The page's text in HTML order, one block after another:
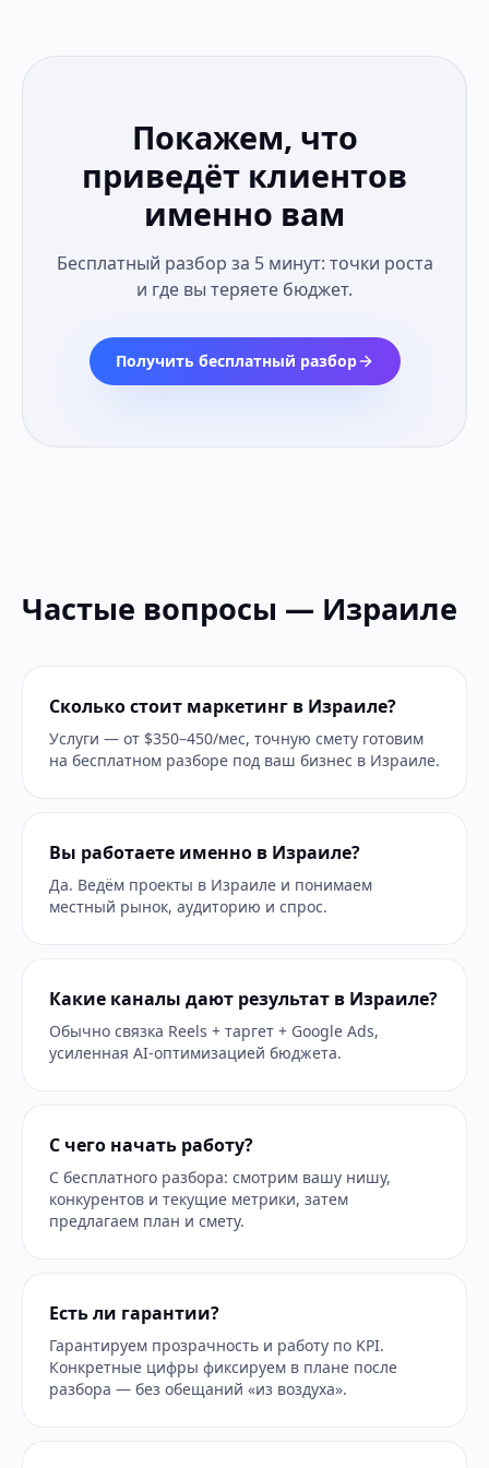
Покажем, что
приведёт клиентов
именно вам
Бесплатный разбор за 5 минут: точки роста
и где вы теряете бюджет.
Получить бесплатный разбор
Частые вопросы — Израиле
Сколько стоит маркетинг в Израиле?
Услуги — от $350–450/мес, точную смету готовим
на бесплатном разборе под ваш бизнес в Израиле.
Вы работаете именно в Израиле?
Да. Ведём проекты в Израиле и понимаем
местный рынок, аудиторию и спрос.
Какие каналы дают результат в Израиле?
Обычно связка Reels + таргет + Google Ads,
усиленная AI-оптимизацией бюджета.
С чего начать работу?
С бесплатного разбора: смотрим вашу нишу,
конкурентов и текущие метрики, затем
предлагаем план и смету.
Есть ли гарантии?
Гарантируем прозрачность и работу по KPI.
Конкретные цифры фиксируем в плане после
разбора — без обещаний «из воздуха».